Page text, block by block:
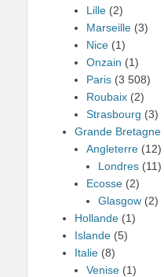
Lille (2)
Marseille (3)
Nice (1)
Onzain (1)
Paris (3 508)
Roubaix (2)
Strasbourg (3)
Grande Bretagne
Angleterre (12)
Londres (11)
Ecosse (2)
Glasgow (2)
Hollande (1)
Islande (5)
Italie (8)
Venise (1)